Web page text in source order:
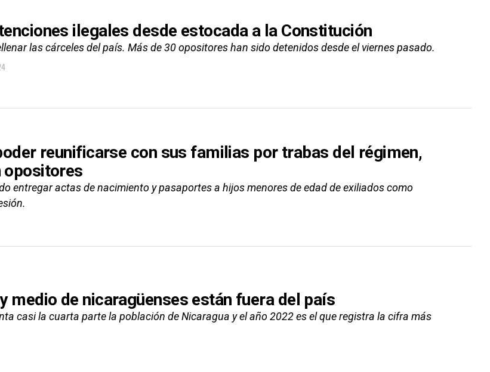
ilegales desde estocada a la Constitución
las cárceles del país. Más de 30 opositores han sido detenidos desde el viernes pasado.
reunificarse con sus familias por trabas del régimen,
opositores
entregar actas de nacimiento y pasaportes a hijos menores de edad de exiliados como
medio de nicaragüenses están fuera del país
casi la cuarta parte la población de Nicaragua y el año 2022 es el que registra la cifra más